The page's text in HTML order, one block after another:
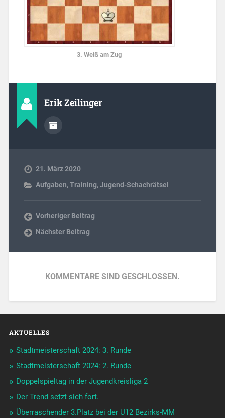
3. Weiß am Zug
Erik Zeilinger
21. März 2020
Aufgaben, Training,Jugend-Schachrätsel
Vorheriger Beitrag
Nächster Beitrag
KOMMENTARE SIND GESCHLOSSEN.
AKTUELLES
Stadtmeisterschaft 2024: 3. Runde
Stadtmeisterschaft 2024: 2. Runde
Doppelspieltag in der Jugendkreisliga 2
Der Trend setzt sich fort.
Überraschender 3.Platz bei der U12 Bezirks-MM